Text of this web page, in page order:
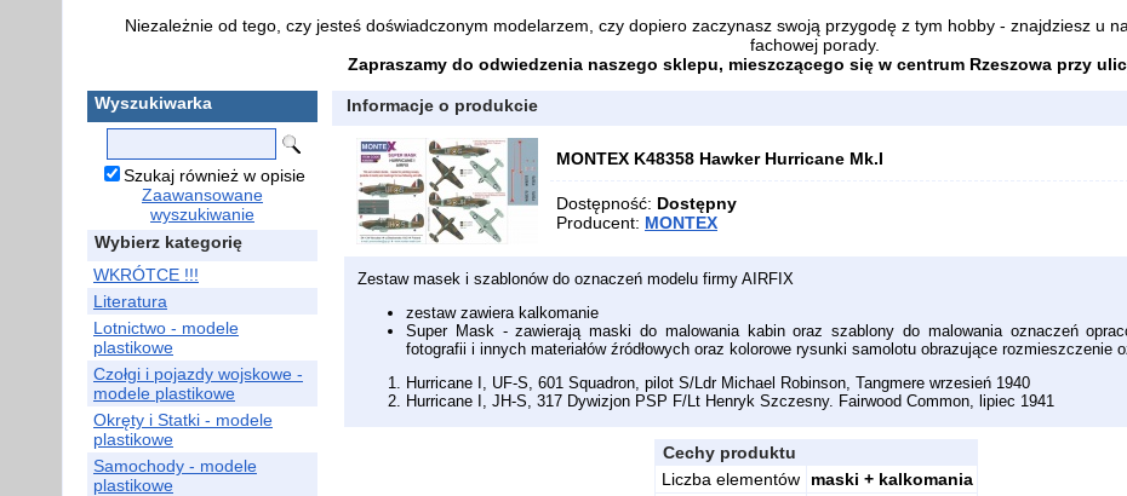
Niezależnie od tego, czy jesteś doświadczonym modelarzem, czy dopiero zaczynasz swoją przygodę z tym hobby - znajdziesz u
fachowej porady.
Zapraszamy do odwiedzenia naszego sklepu, mieszczącego się w centrum Rzeszowa przy
Wyszukiwarka
Szukaj również w opisie
Zaawansowane
wyszukiwanie
Wybierz kategorię
WKRÓTCE !!!
Literatura
Lotnictwo - modele
plastikowe
Czołgi i pojazdy wojskowe -
modele plastikowe
Okręty i Statki - modele
plastikowe
Samochody - modele
plastikowe
Informacje o produkcie
MONTEX K48358 Hawker Hurricane Mk.I
Dostępność: Dostępny
Producent: MONTEX
Zestaw masek i szablonów do oznaczeń modelu firmy AIRFIX
zestaw zawiera kalkomanie
Super Mask - zawierają maski do malowania kabin oraz szablony do malowania oznaczeń
fotografii i innych materiałów źródłowych oraz kolorowe rysunki samolotu obrazujące rozmieszczenie
Hurricane I, UF-S, 601 Squadron, pilot S/Ldr Michael Robinson, Tangmere wrzesień 1940
Hurricane I, JH-S, 317 Dywizjon PSP F/Lt Henryk Szczesny. Fairwood Common, lipiec 1941
Cechy produktu
Liczba elementów
maski + kalkomania